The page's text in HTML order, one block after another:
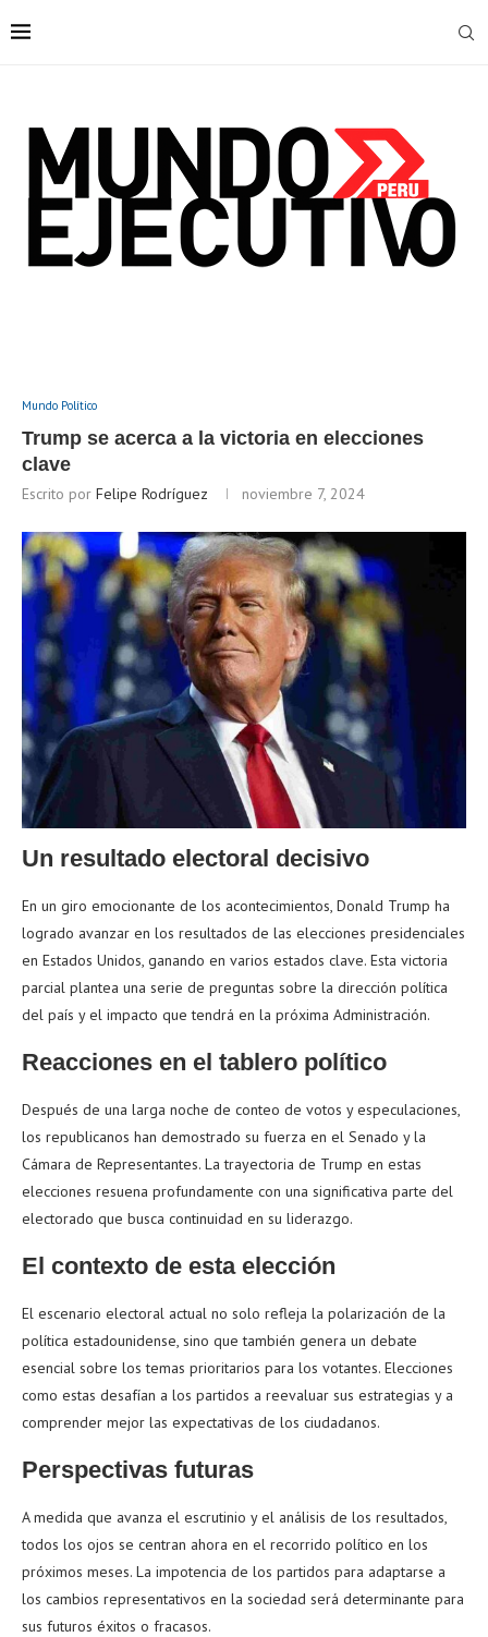
Mundo Político
Trump se acerca a la victoria en elecciones
clave
Escrito por Felipe Rodríguez noviembre 7, 2024
Un resultado electoral decisivo
En un giro emocionante de los acontecimientos, Donald Trump ha
logrado avanzar en los resultados de las elecciones presidenciales
en Estados Unidos, ganando en varios estados clave. Esta victoria
parcial plantea una serie de preguntas sobre la dirección política
del país y el impacto que tendrá en la próxima Administración.
Reacciones en el tablero político
Después de una larga noche de conteo de votos y especulaciones,
los republicanos han demostrado su fuerza en el Senado y la
Cámara de Representantes. La trayectoria de Trump en estas
elecciones resuena profundamente con una significativa parte del
electorado que busca continuidad en su liderazgo.
El contexto de esta elección
El escenario electoral actual no solo refleja la polarización de la
política estadounidense, sino que también genera un debate
esencial sobre los temas prioritarios para los votantes. Elecciones
como estas desafían a los partidos a reevaluar sus estrategias y a
comprender mejor las expectativas de los ciudadanos.
Perspectivas futuras
A medida que avanza el escrutinio y el análisis de los resultados,
todos los ojos se centran ahora en el recorrido político en los
próximos meses. La impotencia de los partidos para adaptarse a
los cambios representativos en la sociedad será determinante para
sus futuros éxitos o fracasos.